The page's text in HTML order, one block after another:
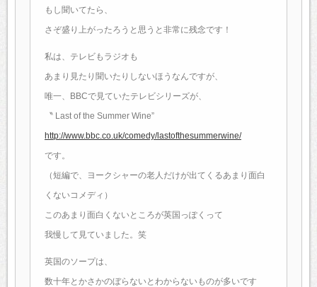
もし聞いてたら、
さぞ盛り上がったろうと思うと非常に残念です！
私は、テレビもラジオも
あまり見たり聞いたりしないほうなんですが、
唯一、BBCで見ていたテレビシリーズが、
〝 Last of the Summer Wine”
http://www.bbc.co.uk/comedy/lastofthesummerwine/
です。
（短編で、ヨークシャーの老人だけが出てくるあまり面白
くないコメディ）
このあまり面白くないところが英国っぽくって
我慢して見ていました。笑
英国のソープは、
数十年とかさかのぼらないとわからないものが多いです